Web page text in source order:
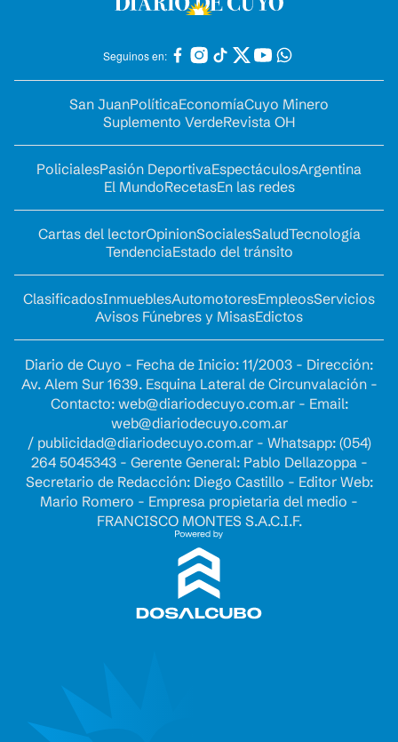
Seguinos en:
San JuanPolíticaEconomíaCuyo Minero
Suplemento VerdeRevista OH
PolicialesPasión DeportivaEspectáculosArgentina
El MundoRecetasEn las redes
Cartas del lectorOpinionSocialesSaludTecnología
TendenciaEstado del tránsito
ClasificadosInmueblesAutomotoresEmpleosServicios
Avisos Fúnebres y MisasEdictos
Diario de Cuyo - Fecha de Inicio: 11/2003 - Dirección:
Av. Alem Sur 1639. Esquina Lateral de Circunvalación -
Contacto: web@diariodecuyo.com.ar- Email:
web@diariodecuyo.com.ar
/ publicidad@diariodecuyo.com.ar- Whatsapp: (054)
264 5045343 - Gerente General: Pablo Dellazoppa -
Secretario de Redacción: Diego Castillo - Editor Web:
Mario Romero - Empresa propietaria del medio -
FRANCISCO MONTES S.A.C.I.F.